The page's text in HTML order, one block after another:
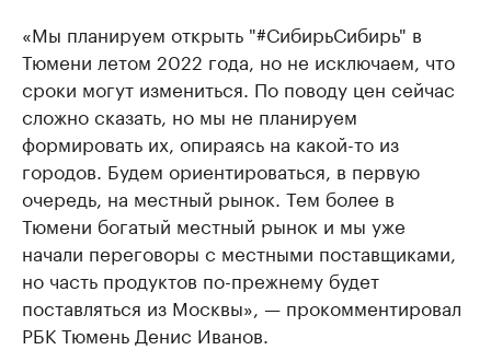
«Мы планируем открыть "#СибирьСибирь" в
Тюмени летом 2022 года, но не исключаем, что
сроки могут измениться. По поводу цен сейчас
сложно сказать, но мы не планируем
формировать их, опираясь на какой-то из
городов. Будем ориентироваться, в первую
очередь, на местный рынок. Тем более в
Тюмени богатый местный рынок и мы уже
начали переговоры с местными поставщиками,
но часть продуктов по-прежнему будет
поставляться из Москвы», — прокомментировал
РБК Тюмень Денис Иванов.